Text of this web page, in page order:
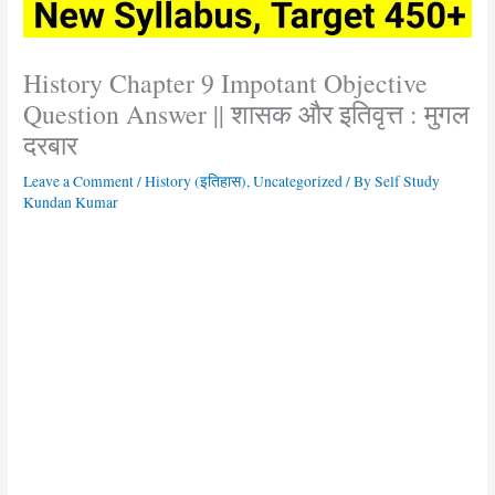
History Chapter 9 Impotant Objective
Question Answer || शासक और इतिवृत्त : मुगल
दरबार
Leave a Comment/History (इतिहास),Uncategorized/ BySelf Study
Kundan Kumar